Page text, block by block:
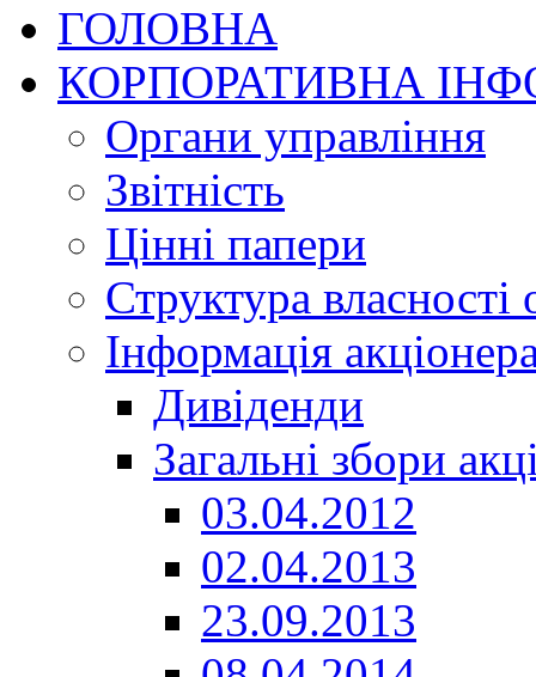
ГОЛОВНА
КОРПОРАТИВНА
Органи управління
Звітність
Цінні папери
Структура власності
Інформація
Дивіденди
Загальні збори
03.04.2012
02.04.2013
23.09.2013